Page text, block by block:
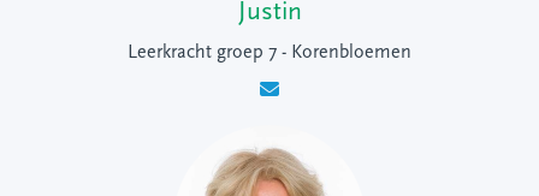
Justin
Leerkracht groep 7 - Korenbloemen